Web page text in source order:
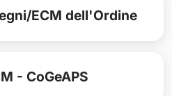
ECM dell'Ordine
- CoGeAPS